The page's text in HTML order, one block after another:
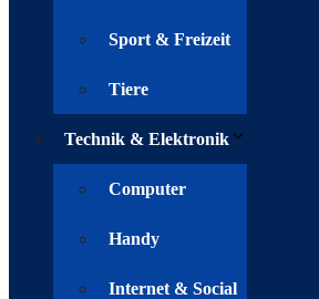
Sport & Freizeit
Tiere
Technik & Elektronik
Computer
Handy
Internet & Social